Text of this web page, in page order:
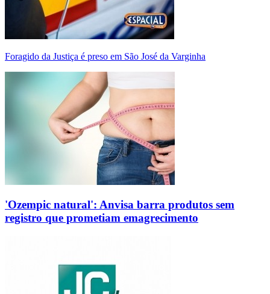
Foragido da Justiça é preso em São José da Varginha
'Ozempic natural': Anvisa barra produtos sem
registro que prometiam emagrecimento